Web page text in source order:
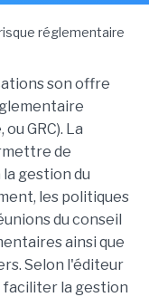
son offre
GRC). La
de
gestion du
les politiques
du conseil
ainsi que
Selon l'éditeur
la gestion